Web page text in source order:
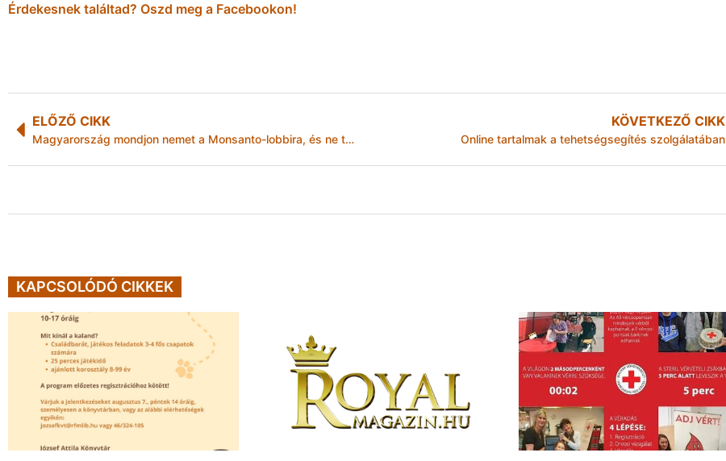
Érdekesnek találtad? Oszd meg a Facebookon!
ELŐZŐ CIKK
Magyarország mondjon nemet a Monsanto-lobbira, és ne támogassa a glifozát újraengedélyezését
KÖVETKEZŐ CIKK
Online tartalmak a tehetségsegítés szolgálatában
KAPCSOLÓDÓ CIKKEK